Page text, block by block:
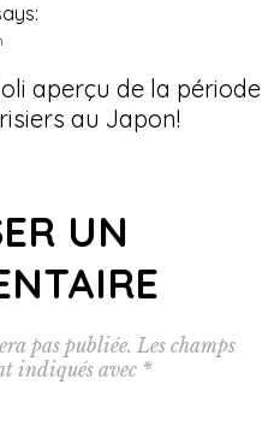
aperçu de la période
au Japon!
UN
pas publiée. Les champs
indiqués avec *